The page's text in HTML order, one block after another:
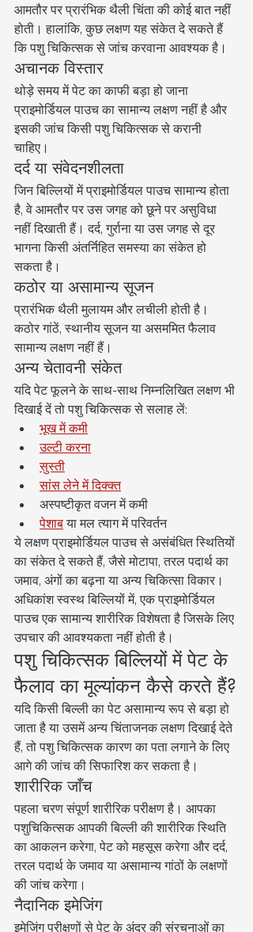
आमतौर पर प्रारंभिक थैली चिंता की कोई बात नहीं
होती। हालांकि, कुछ लक्षण यह संकेत दे सकते हैं
कि पशु चिकित्सक से जांच करवाना आवश्यक है।
अचानक विस्तार
थोड़े समय में पेट का काफी बड़ा हो जाना
प्राइमोर्डियल पाउच का सामान्य लक्षण नहीं है और
इसकी जांच किसी पशु चिकित्सक से करानी
चाहिए।
दर्द या संवेदनशीलता
जिन बिल्लियों में प्राइमोर्डियल पाउच सामान्य होता
है, वे आमतौर पर उस जगह को छूने पर असुविधा
नहीं दिखाती हैं। दर्द, गुर्राना या उस जगह से दूर
भागना किसी अंतर्निहित समस्या का संकेत हो
सकता है।
कठोर या असामान्य सूजन
प्रारंभिक थैली मुलायम और लचीली होती है।
कठोर गांठें, स्थानीय सूजन या असममित फैलाव
सामान्य लक्षण नहीं हैं।
अन्य चेतावनी संकेत
यदि पेट फूलने के साथ-साथ निम्नलिखित लक्षण भी
दिखाई दें तो पशु चिकित्सक से सलाह लें:
भूख में कमी
उल्टी करना
सुस्ती
सांस लेने में दिक्क्त
अस्पष्टीकृत वजन में कमी
पेशाब या मल त्याग में परिवर्तन
ये लक्षण प्राइमोर्डियल पाउच से असंबंधित स्थितियों
का संकेत दे सकते हैं, जैसे मोटापा, तरल पदार्थ का
जमाव, अंगों का बढ़ना या अन्य चिकित्सा विकार।
अधिकांश स्वस्थ बिल्लियों में, एक प्राइमोर्डियल
पाउच एक सामान्य शारीरिक विशेषता है जिसके लिए
उपचार की आवश्यकता नहीं होती है।
पशु चिकित्सक बिल्लियों में पेट के
फैलाव का मूल्यांकन कैसे करते हैं?
यदि किसी बिल्ली का पेट असामान्य रूप से बड़ा हो
जाता है या उसमें अन्य चिंताजनक लक्षण दिखाई देते
हैं, तो पशु चिकित्सक कारण का पता लगाने के लिए
आगे की जांच की सिफारिश कर सकता है।
शारीरिक जाँच
पहला चरण संपूर्ण शारीरिक परीक्षण है। आपका
पशुचिकित्सक आपकी बिल्ली की शारीरिक स्थिति
का आकलन करेगा, पेट को महसूस करेगा और दर्द,
तरल पदार्थ के जमाव या असामान्य गांठों के लक्षणों
की जांच करेगा।
नैदानिक इमेजिंग
इमेजिंग परीक्षणों से पेट के अंदर की संरचनाओं का